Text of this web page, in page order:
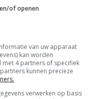
of openen
van uw apparaat
kan worden
4 partners of specifiek
kunnen precieze
verwerken op basis